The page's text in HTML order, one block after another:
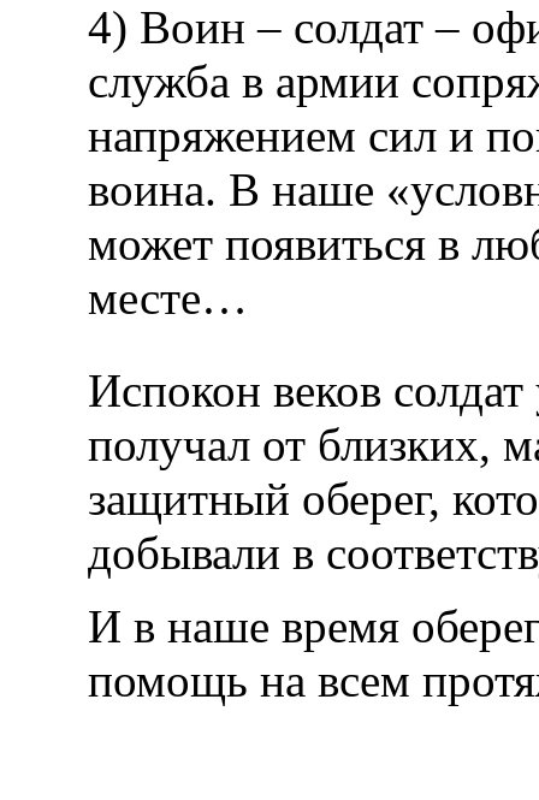
4) Воин – солдат –
служба в армии
напряжением сил и
воина. В наше
может появиться в
месте…
Испокон веков
получал от близких,
защитный оберег,
добывали в
И в наше время
помощь на всем